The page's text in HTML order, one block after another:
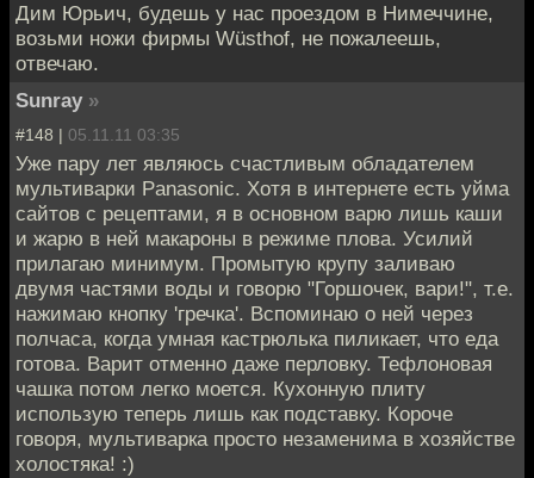
Дим Юрьич, будешь у нас проездом в Нимеччине,
возьми ножи фирмы Wüsthof, не пожалеешь,
отвечаю.
Sunray »
#148 | 05.11.11 03:35
Уже пару лет являюсь счастливым обладателем
мультиварки Panasonic. Хотя в интернете есть уйма
сайтов с рецептами, я в основном варю лишь каши
и жарю в ней макароны в режиме плова. Усилий
прилагаю минимум. Промытую крупу заливаю
двумя частями воды и говорю "Горшочек, вари!", т.е.
нажимаю кнопку 'гречка'. Вспоминаю о ней через
полчаса, когда умная кастрюлька пиликает, что еда
готова. Варит отменно даже перловку. Тефлоновая
чашка потом легко моется. Кухонную плиту
использую теперь лишь как подставку. Короче
говоря, мультиварка просто незаменима в хозяйстве
холостяка! :)